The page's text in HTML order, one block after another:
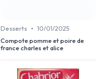
Desserts • 10/01/2025
Compote pomme et poire de
france charles et alice